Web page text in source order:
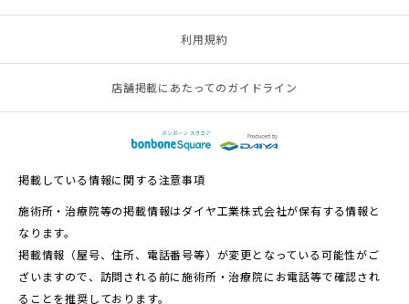
利用規約
店舗掲載にあたってのガイドライン
掲載している情報に関する注意事項
施術所・治療院等の掲載情報はダイヤ工業株式会社が保有する情報と
なります。
掲載情報（屋号、住所、電話番号等）が変更となっている可能性がご
ざいますので、訪問される前に施術所・治療院にお電話等で確認され
ることを推奨しております。